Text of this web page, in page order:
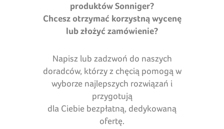
produktów Sonniger?
Chcesz otrzymać korzystną wycenę
lub złożyć zamówienie?
Napisz lub zadzwoń do naszych
doradców, którzy z chęcią pomogą w
wyborze najlepszych rozwiązań i
przygotują
dla Ciebie bezpłatną, dedykowaną
ofertę.